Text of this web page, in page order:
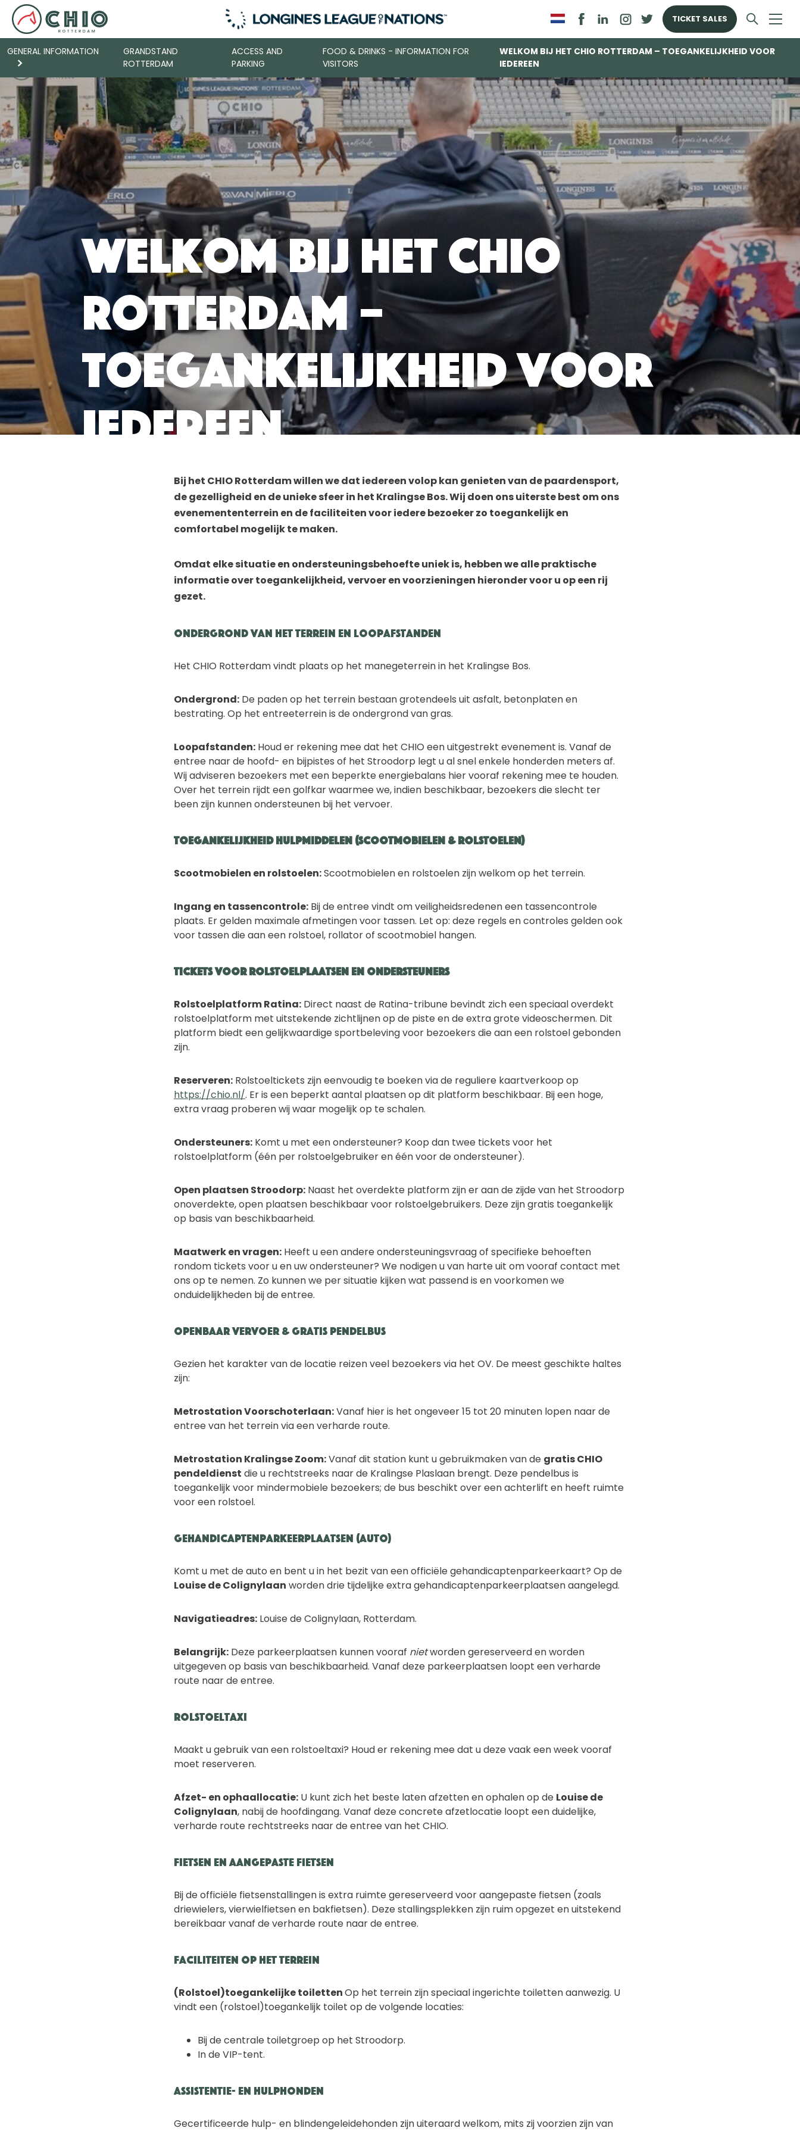
TICKET SALES
GENERAL INFORMATION
GRANDSTAND
ROTTERDAM
ACCESS AND
PARKING
FOOD & DRINKS - INFORMATION FOR
VISITORS
WELKOM BIJ HET CHIO ROTTERDAM – TOEGANKELIJKHEID VOOR
IEDEREEN
Welkom bij het CHIO
Rotterdam –
Toegankelijkheid voor
iedereen
Bij het CHIO Rotterdam willen we dat iedereen volop kan genieten van de paardensport,
de gezelligheid en de unieke sfeer in het Kralingse Bos. Wij doen ons uiterste best om ons
evenemententerrein en de faciliteiten voor iedere bezoeker zo toegankelijk en
comfortabel mogelijk te maken.
Omdat elke situatie en ondersteuningsbehoefte uniek is, hebben we alle praktische
informatie over toegankelijkheid, vervoer en voorzieningen hieronder voor u op een rij
gezet.
Ondergrond van het terrein en loopafstanden
Het CHIO Rotterdam vindt plaats op het manegeterrein in het Kralingse Bos.
Ondergrond: De paden op het terrein bestaan grotendeels uit asfalt, betonplaten en
bestrating. Op het entreeterrein is de ondergrond van gras.
Loopafstanden: Houd er rekening mee dat het CHIO een uitgestrekt evenement is. Vanaf de
entree naar de hoofd- en bijpistes of het Stroodorp legt u al snel enkele honderden meters af.
Wij adviseren bezoekers met een beperkte energiebalans hier vooraf rekening mee te houden.
Over het terrein rijdt een golfkar waarmee we, indien beschikbaar, bezoekers die slecht ter
been zijn kunnen ondersteunen bij het vervoer.
Toegankelijkheid hulpmiddelen (Scootmobielen & Rolstoelen)
Scootmobielen en rolstoelen:Scootmobielen en rolstoelen zijn welkom op het terrein.
Ingang en tassencontrole: Bij de entree vindt om veiligheidsredenen een tassencontrole
plaats. Er gelden maximale afmetingen voor tassen. Let op: deze regels en controles gelden ook
voor tassen die aan een rolstoel, rollator of scootmobiel hangen.
Tickets voor rolstoelplaatsen en ondersteuners
Rolstoelplatform Ratina: Direct naast de Ratina-tribune bevindt zich een speciaal overdekt
rolstoelplatform met uitstekende zichtlijnen op de piste en de extra grote videoschermen. Dit
platform biedt een gelijkwaardige sportbeleving voor bezoekers die aan een rolstoel gebonden
zijn.
Reserveren: Rolstoeltickets zijn eenvoudig te boeken via de reguliere kaartverkoop op
https://chio.nl/. Er is een beperkt aantal plaatsen op dit platform beschikbaar. Bij een hoge,
extra vraag proberen wij waar mogelijk op te schalen.
Ondersteuners: Komt u met een ondersteuner? Koop dan twee tickets voor het
rolstoelplatform (één per rolstoelgebruiker en één voor de ondersteuner).
Open plaatsen Stroodorp: Naast het overdekte platform zijn er aan de zijde van het Stroodorp
onoverdekte, open plaatsen beschikbaar voor rolstoelgebruikers. Deze zijn gratis toegankelijk
op basis van beschikbaarheid.
Maatwerk en vragen: Heeft u een andere ondersteuningsvraag of specifieke behoeften
rondom tickets voor u en uw ondersteuner? We nodigen u van harte uit om vooraf contact met
ons op te nemen. Zo kunnen we per situatie kijken wat passend is en voorkomen we
onduidelijkheden bij de entree.
Openbaar Vervoer & Gratis Pendelbus
Gezien het karakter van de locatie reizen veel bezoekers via het OV. De meest geschikte haltes
zijn:
Metrostation Voorschoterlaan:Vanaf hier is het ongeveer 15 tot 20 minuten lopen naar de
entree van het terrein via een verharde route.
Metrostation Kralingse Zoom:Vanaf dit station kunt u gebruikmaken van de gratis CHIO
pendeldienst die u rechtstreeks naar de Kralingse Plaslaan brengt. Deze pendelbus is
toegankelijk voor mindermobiele bezoekers; de bus beschikt over een achterlift en heeft ruimte
voor een rolstoel.
Gehandicaptenparkeerplaatsen (Auto)
Komt u met de auto en bent u in het bezit van een officiële gehandicaptenparkeerkaart? Op de
Louise de Colignylaan worden drie tijdelijke extra gehandicaptenparkeerplaatsen aangelegd.
Navigatieadres: Louise de Colignylaan, Rotterdam.
Belangrijk: Deze parkeerplaatsen kunnen vooraf nietworden gereserveerd en worden
uitgegeven op basis van beschikbaarheid. Vanaf deze parkeerplaatsen loopt een verharde
route naar de entree.
Rolstoeltaxi
Maakt u gebruik van een rolstoeltaxi? Houd er rekening mee dat u deze vaak een week vooraf
moet reserveren.
Afzet- en ophaallocatie: U kunt zich het beste laten afzetten en ophalen op de Louise de
Colignylaan, nabij de hoofdingang. Vanaf deze concrete afzetlocatie loopt een duidelijke,
verharde route rechtstreeks naar de entree van het CHIO.
Fietsen en aangepaste fietsen
Bij de officiële fietsenstallingen is extra ruimte gereserveerd voor aangepaste fietsen (zoals
driewielers, vierwielfietsen en bakfietsen). Deze stallingsplekken zijn ruim opgezet en uitstekend
bereikbaar vanaf de verharde route naar de entree.
Faciliteiten op het terrein
(Rolstoel)toegankelijke toilettenOp het terrein zijn speciaal ingerichte toiletten aanwezig. U
vindt een (rolstoel)toegankelijk toilet op de volgende locaties:
Bij de centrale toiletgroep op het Stroodorp.
In de VIP-tent.
Assistentie- en hulphonden
Gecertificeerde hulp- en blindengeleidehonden zijn uiteraard welkom, mits zij voorzien zijn van